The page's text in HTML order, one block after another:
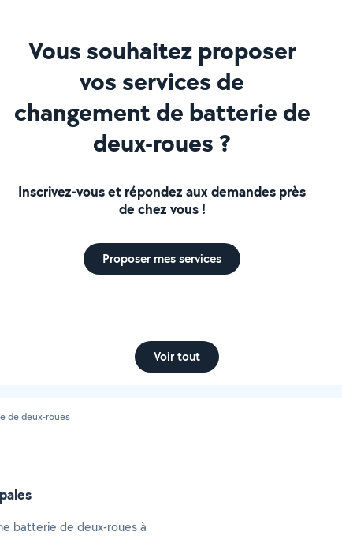
Vous souhaitez proposer
vos services de
changement de batterie de
deux-roues ?
Inscrivez-vous et répondez aux demandes près
de chez vous !
Proposer mes services
Voir tout
de deux-roues
batterie de deux-roues à